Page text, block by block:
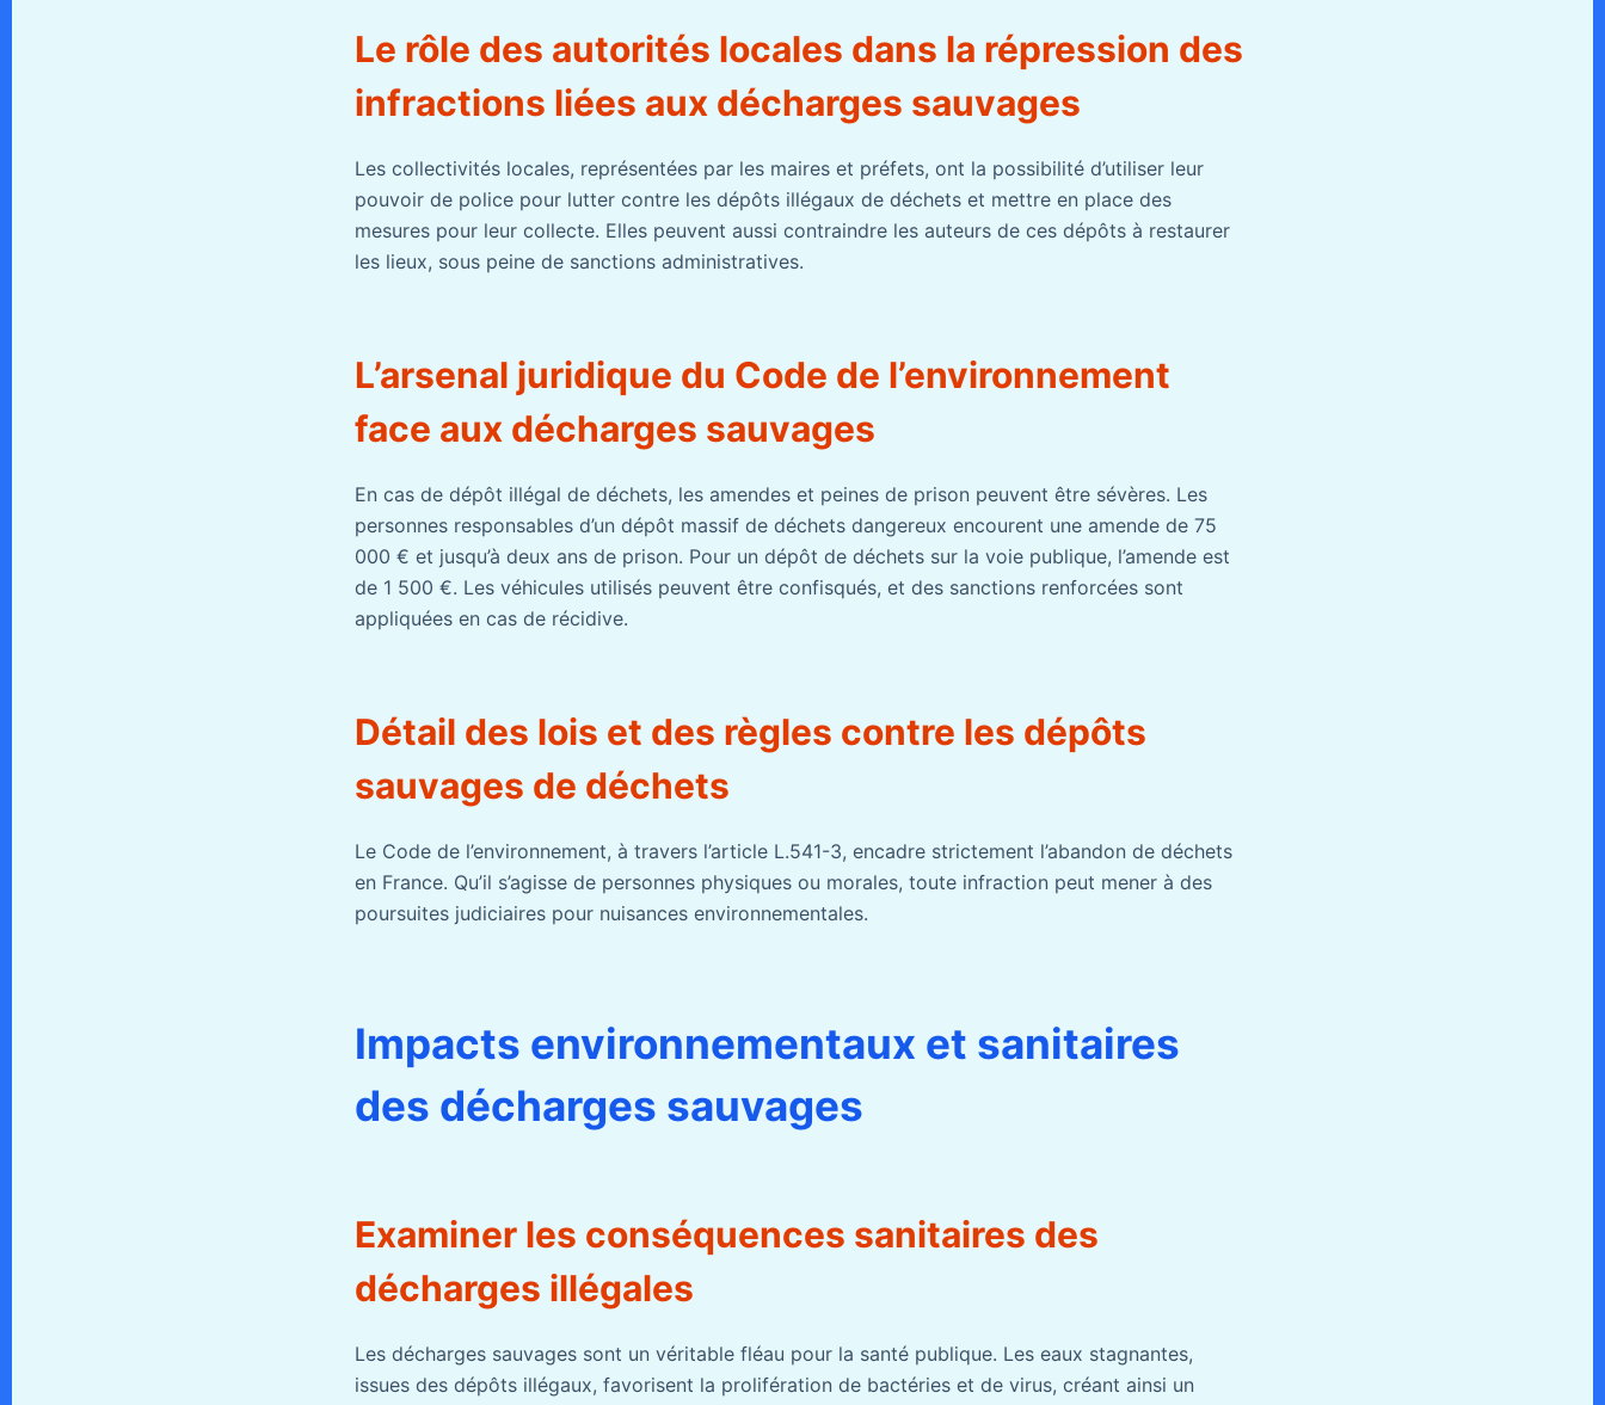
Le rôle des autorités locales dans la répression des
infractions liées aux décharges sauvages
Les collectivités locales, représentées par les maires et préfets, ont la possibilité d’utiliser leur
pouvoir de police pour lutter contre les dépôts illégaux de déchets et mettre en place des
mesures pour leur collecte. Elles peuvent aussi contraindre les auteurs de ces dépôts à restaurer
les lieux, sous peine de sanctions administratives.
L’arsenal juridique du Code de l’environnement
face aux décharges sauvages
En cas de dépôt illégal de déchets, les amendes et peines de prison peuvent être sévères. Les
personnes responsables d’un dépôt massif de déchets dangereux encourent une amende de 75
000 € et jusqu’à deux ans de prison. Pour un dépôt de déchets sur la voie publique, l’amende est
de 1 500 €. Les véhicules utilisés peuvent être confisqués, et des sanctions renforcées sont
appliquées en cas de récidive.
Détail des lois et des règles contre les dépôts
sauvages de déchets
Le Code de l’environnement, à travers l’article L.541-3, encadre strictement l’abandon de déchets
en France. Qu’il s’agisse de personnes physiques ou morales, toute infraction peut mener à des
poursuites judiciaires pour nuisances environnementales.
Impacts environnementaux et sanitaires
des décharges sauvages
Examiner les conséquences sanitaires des
décharges illégales
Les décharges sauvages sont un véritable fléau pour la santé publique. Les eaux stagnantes,
issues des dépôts illégaux, favorisent la prolifération de bactéries et de virus, créant ainsi un